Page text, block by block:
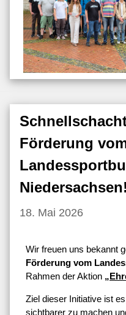
Förderung
Niedersachsen!
18. Mai 2026
Wir freuen uns bekannt
Förderung vom
Rahmen der Aktion
Ziel dieser Initiative ist
sichtbarer zu machen